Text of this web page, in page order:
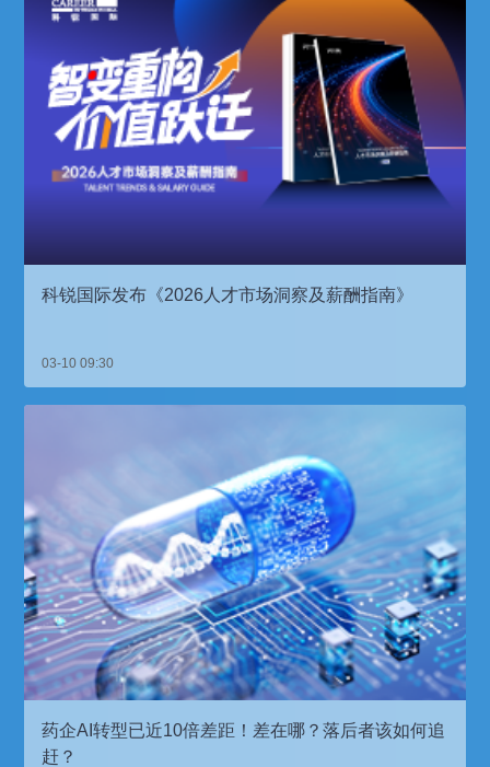
科锐国际发布《2026人才市场洞察及薪酬指南》
03-10 09:30
药企AI转型已近10倍差距！差在哪？落后者该如何追
赶？